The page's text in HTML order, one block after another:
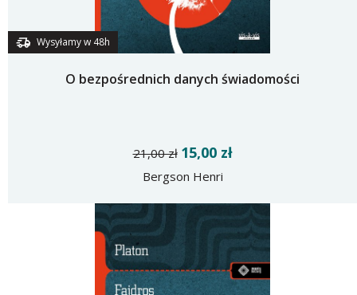
Wysyłamy w 48h
O bezpośrednich danych świadomości
21,00 zł 15,00 zł
Bergson Henri